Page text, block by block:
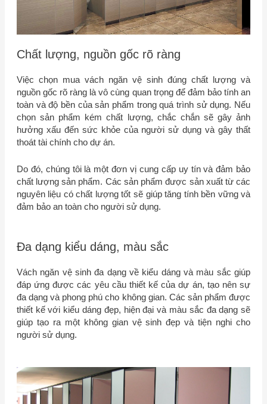
Chất lượng, nguồn gốc rõ ràng
Việc chọn mua vách ngăn vệ sinh đúng chất lượng và
nguồn gốc rõ ràng là vô cùng quan trọng để đảm bảo tính an
toàn và độ bền của sản phẩm trong quá trình sử dụng. Nếu
chọn sản phẩm kém chất lượng, chắc chắn sẽ gây ảnh
hưởng xấu đến sức khỏe của người sử dụng và gây thất
thoát tài chính cho dự án.
Do đó, chúng tôi là một đơn vị cung cấp uy tín và đảm bảo
chất lượng sản phẩm. Các sản phẩm được sản xuất từ các
nguyên liệu có chất lượng tốt sẽ giúp tăng tính bền vững và
đảm bảo an toàn cho người sử dụng.
Đa dạng kiểu dáng, màu sắc
Vách ngăn vệ sinh đa dạng về kiểu dáng và màu sắc giúp
đáp ứng được các yêu cầu thiết kế của dự án, tạo nên sự
đa dạng và phong phú cho không gian. Các sản phẩm được
thiết kế với kiểu dáng đẹp, hiện đại và màu sắc đa dạng sẽ
giúp tạo ra một không gian vệ sinh đẹp và tiện nghi cho
người sử dụng.